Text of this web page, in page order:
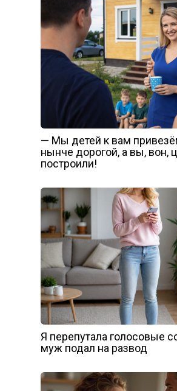
— Мы детей к вам
нынче дорогой, а вы, вон,
построили!
Я перепутала голосовые
муж подал на развод